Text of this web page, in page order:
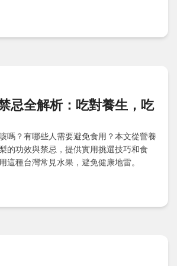
忌全解析：吃對養生，吃
嗎？有哪些人需要避免食用？本文從營養
的功效與禁忌，提供實用挑選技巧和食
這種台灣常見水果，避免健康地雷。